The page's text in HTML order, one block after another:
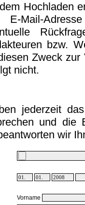
Hochladen
E-Mail-
bzw.
Zweck zur
nicht.
jederzeit
und die
wir
Vorname